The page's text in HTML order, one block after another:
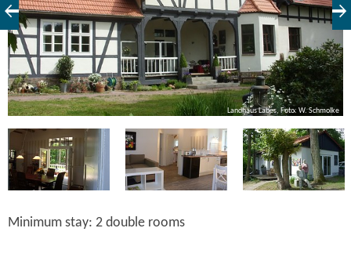
Landhaus Labes, Foto: W. Schmolke
Minimum stay: 2 double rooms